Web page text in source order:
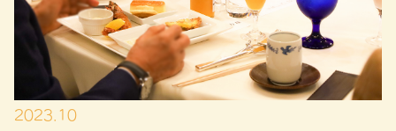
2023.10